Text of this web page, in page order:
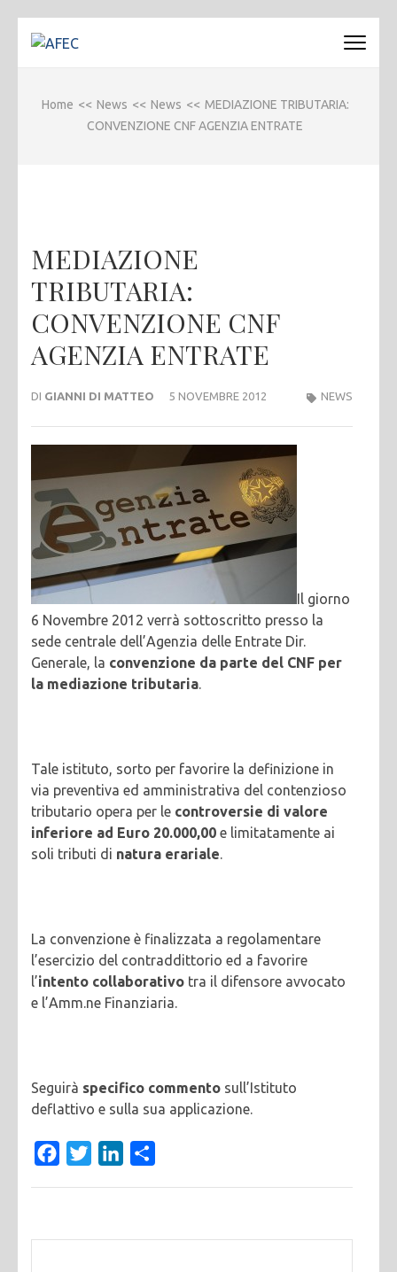
invio)
Home << News << News << MEDIAZIONE TRIBUTARIA:
CONVENZIONE CNF AGENZIA ENTRATE
MEDIAZIONE
TRIBUTARIA:
CONVENZIONE CNF
AGENZIA ENTRATE
DI GIANNI DI MATTEO 5 NOVEMBRE 2012 NEWS
Il giorno
6 Novembre 2012 verrà sottoscritto presso la
sede centrale dell’Agenzia delle Entrate Dir.
Generale, la convenzione da parte del CNF per
la mediazione tributaria.
Tale istituto, sorto per favorire la definizione in
via preventiva ed amministrativa del contenzioso
tributario opera per le controversie di valore
inferiore ad Euro 20.000,00 e limitatamente ai
soli tributi di natura erariale.
La convenzione è finalizzata a regolamentare
l’esercizio del contraddittorio ed a favorire
l’intento collaborativo tra il difensore avvocato
e l’Amm.ne Finanziaria.
Seguirà specifico commento sull’Istituto
deflattivo e sulla sua applicazione.
FacebookTwitterLinkedIn